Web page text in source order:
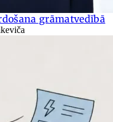
grāmatvedībā